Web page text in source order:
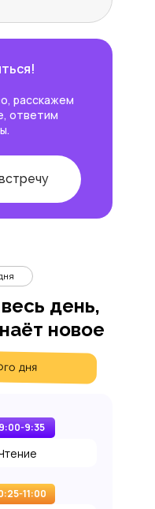
расскажем
ответим
день,
новое
дня
9:35
11:00